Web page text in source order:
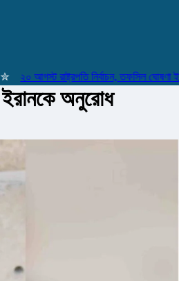
২০ আগস্ট রাষ্ট্রপতি নির্বাচন, তফসিল ঘোষণা ইসির
ইরানকে অনুরোধ